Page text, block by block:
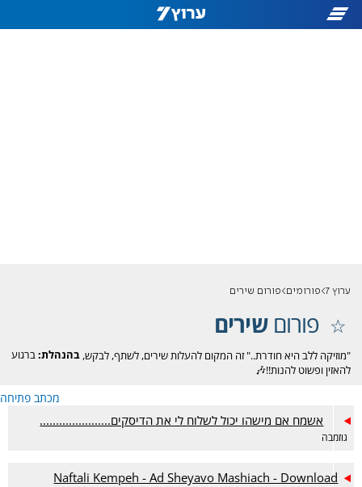
ערוץ 7 פורומים פורום שירים
פורוםשירים
בהנהלת:ברגוע
"מוזיקה ללב היא חודרת.." זה המקום להעלות שירים, לשתף, לבקש,
להאזין ופשוט להנות!!🎶
מכתב פתיחה
אשמח אם מישהו יכול לשלוח לי את הדיסקים......................
גוזמבה
Naftali Kempeh - Ad Sheyavo Mashiach - Download